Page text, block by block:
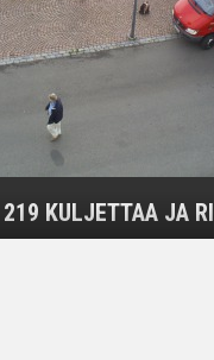
KULJETTAA JA